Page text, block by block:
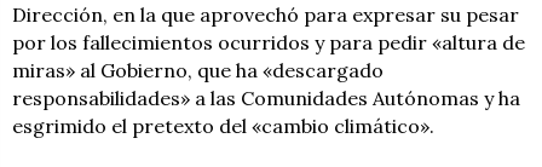
Dirección, en la que aprovechó para expresar su pesar
por los fallecimientos ocurridos y para pedir «altura de
miras» al Gobierno, que ha «descargado
responsabilidades» a las Comunidades Autónomas y ha
esgrimido el pretexto del «cambio climático».